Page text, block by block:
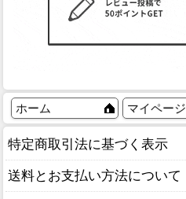
ホーム マイページ
特定商取引法に基づく表示
送料とお支払い方法について